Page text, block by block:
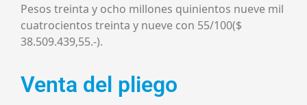
Pesos treinta y ocho millones quinientos nueve mil
cuatrocientos treinta y nueve con 55/100($
38.509.439,55.-).
Venta del pliego